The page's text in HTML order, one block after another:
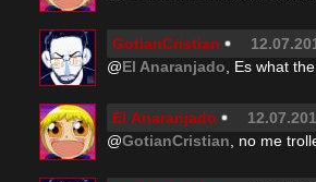
GotianCristian
@El Anaranjado , Es what
El Anaranjado
@GotianCristian , no me